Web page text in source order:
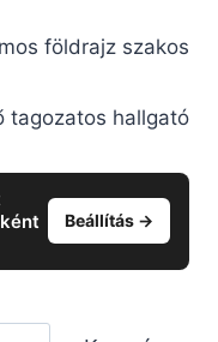
földrajz szakos
tagozatos hallgató
Beállítás →